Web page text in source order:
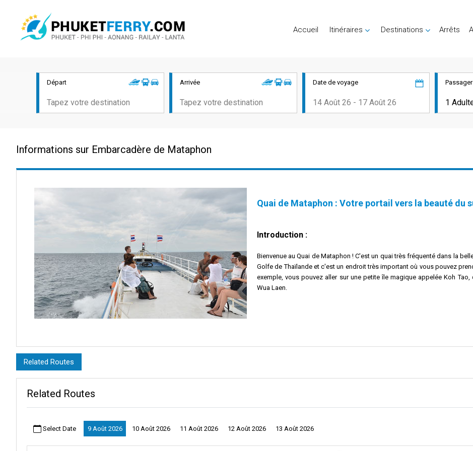
Accueil Itinéraires Destinations Arrêts
Départ Arrivée Date de voyage
Informations sur Embarcadère de Mataphon
Quai de Mataphon : Votre portail vers la beauté du
Introduction :
Bienvenue au Quai de Mataphon ! C'est un quai très fréquenté dans la
Golfe de Thaïlande et c'est un endroit très important où vous pouvez
exemple, vous pouvez aller sur une petite île magique appelée Koh
Wua Laen.
Le Quai de Mataphon est un choix vraiment intelligent pour un quai. Il est dans un endroit idéal près du Golfe de Thaïlande, et ce n'est pas qu'un quai
passionnantes. Cet endroit vous aide à rejoindre différents arrêts de bus, facilitant le voyage vers la ville de Chumphon et toute la province de
Un site de plongée unique : Les épaves de Pattaya, des navires coulés intentionnellement pour devenir des récifs artificiels dans le cadre de la
Mataphon, un favori des plongeurs.
Related Routes
Related Routes
Select Date 9 Août 2026 10 Août 2026 11 Août 2026 12 Août 2026 13 Août 2026